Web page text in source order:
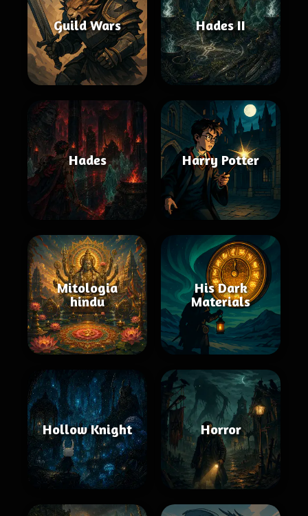
Guild Wars Hades II
Hades Harry Potter
Mitologia
hindu
His Dark
Materials
Hollow Knight Horror